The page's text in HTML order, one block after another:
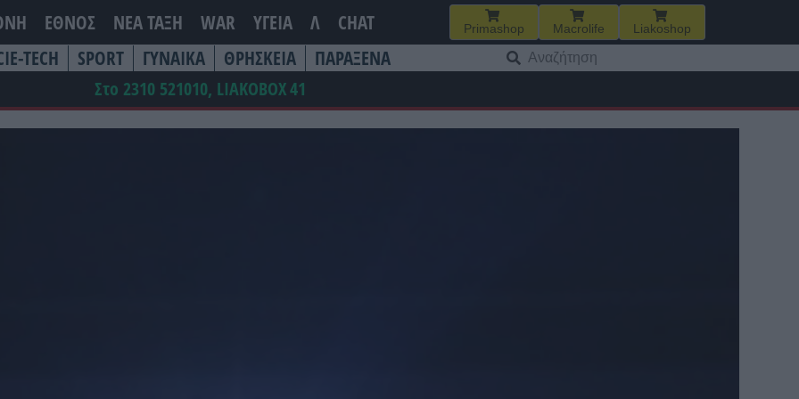
ΕΘΝΟΣ ΝΕΑ ΤΆΞΗ WAR ΥΓΕΙΑ Λ CHAT Primashop Macrolife Liakoshop
TECH SPORT ΓΥΝΑΙΚΑ ΘΡΗΣΚΕΙΑ ΠΑΡΑΞΕΝΑ
για:
Στο 2310 521010, LIAKOBOX41